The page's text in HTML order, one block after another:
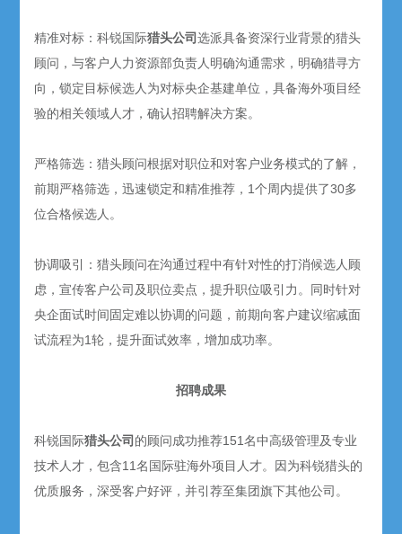
精准对标：科锐国际猎头公司选派具备资深行业背景的猎头
顾问，与客户人力资源部负责人明确沟通需求，明确猎寻方
向，锁定目标候选人为对标央企基建单位，具备海外项目经
验的相关领域人才，确认招聘解决方案。
严格筛选：猎头顾问根据对职位和对客户业务模式的了解，
前期严格筛选，迅速锁定和精准推荐，1个周内提供了30多
位合格候选人。
协调吸引：猎头顾问在沟通过程中有针对性的打消候选人顾
虑，宣传客户公司及职位卖点，提升职位吸引力。同时针对
央企面试时间固定难以协调的问题，前期向客户建议缩减面
试流程为1轮，提升面试效率，增加成功率。
招聘成果
科锐国际猎头公司 的顾问成功推荐151名中高级管理及专业
技术人才，包含11名国际驻海外项目人才。因为科锐猎头的
优质服务，深受客户好评，并引荐至集团旗下其他公司。